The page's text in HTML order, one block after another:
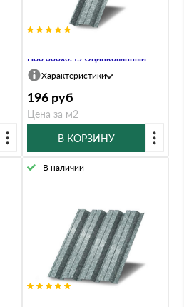
Н60 300х0.45 Оцинкованный
Характеристики
196 руб
Цена за м2
В КОРЗИНУ
В наличии